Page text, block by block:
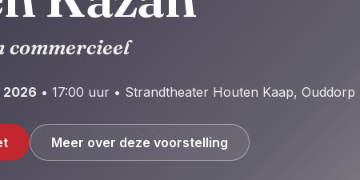
commercieel
2026 • 17:00 uur • Strandtheater Houten Kaap, Ouddorp
Meer over deze voorstelling